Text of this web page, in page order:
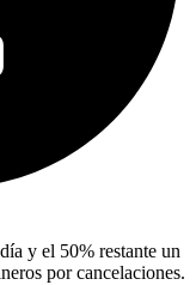
y el 50% restante un
por cancelaciones.